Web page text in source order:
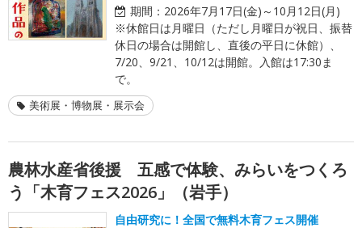
期間： 2026年7月17日(金)～10月12日(月)
※休館日は月曜日（ただし月曜日が祝日、振替
休日の場合は開館し、直後の平日に休館）、
7/20、9/21、10/12は開館。入館は17:30ま
で。
美術展・博物展・展示会
農林水産省後援 五感で体験、みらいをつくろ
う「木育フェス2026」（岩手）
自由研究に！全国で無料木育フェス開催